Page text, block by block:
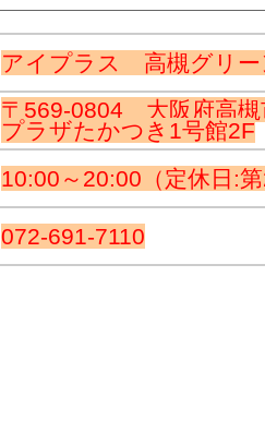
アイプラス 高槻グリー
〒569-0804 大阪府高
プラザたかつき1号館2F
10:00～20:00（定休日:第
072-691-7110